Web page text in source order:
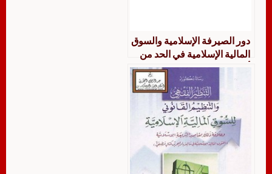
دور الصيرفة الإسلامية والسوق
المالية الإسلامية في الحد من
أثـر تدويل الخطر المالي على
الأنظمة المالية العربية لحول